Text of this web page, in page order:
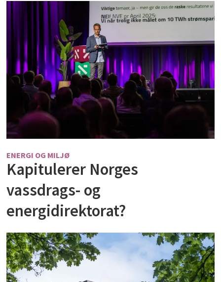
ENERGI OG MILJØ
Kapitulerer Norges
vassdrags- og
energidirektorat?